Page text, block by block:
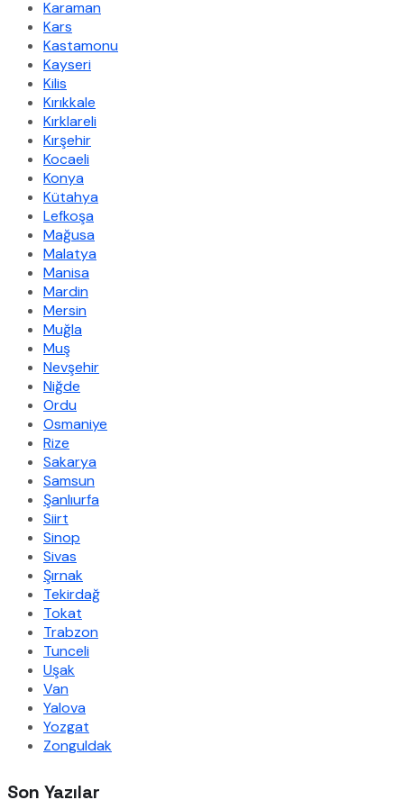
Karaman
Kars
Kastamonu
Kayseri
Kilis
Kırıkkale
Kırklareli
Kırşehir
Kocaeli
Konya
Kütahya
Lefkoşa
Mağusa
Malatya
Manisa
Mardin
Mersin
Muğla
Muş
Nevşehir
Niğde
Ordu
Osmaniye
Rize
Sakarya
Samsun
Şanlıurfa
Siirt
Sinop
Sivas
Şırnak
Tekirdağ
Tokat
Trabzon
Tunceli
Uşak
Van
Yalova
Yozgat
Zonguldak
Son Yazılar